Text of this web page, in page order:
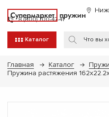
Супермаркет пружин
8 (800) 700-47-41
Каталог
Главная Каталог
Пружина растяжения